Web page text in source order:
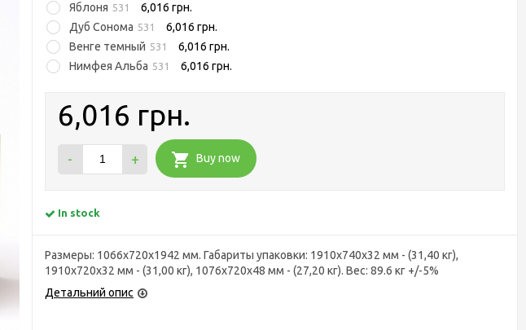
Яблоня 531
6,016 грн.
Дуб Сонома 531
6,016 грн.
Венге темный 531
6,016 грн.
Нимфея Альба 531 6,016 грн.
6,016 грн.
- + Buy now
In stock
Размеры: 1066х720х1942 мм. Габариты упаковки: 1910х740х32 мм - (31,40 кг),
1910х720х32 мм - (31,00 кг), 1076х720х48 мм - (27,20 кг). Вес: 89.6 кг +/-5%
Детальний опис